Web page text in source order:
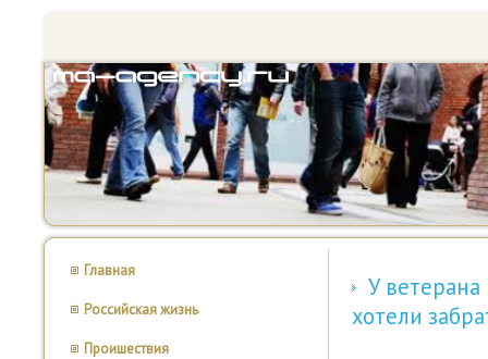
Главная
Российская жизнь
Проишествия
У
хотели